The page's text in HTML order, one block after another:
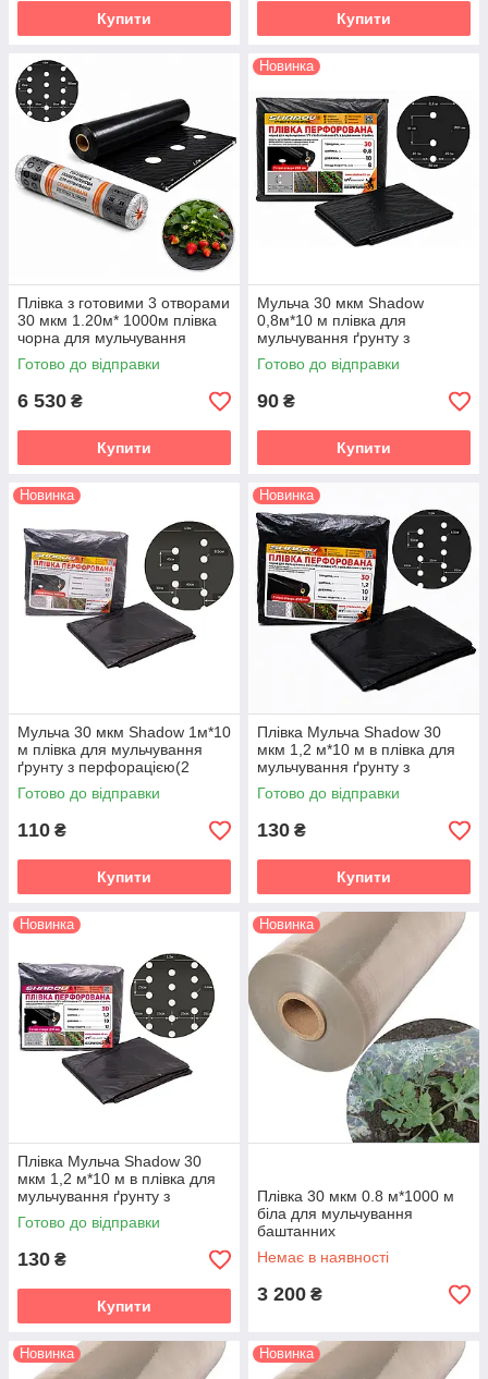
Купити Купити
Плівка з готовими 3 отворами
30 мкм 1.20м* 1000м плівка
чорна для мульчування
перфорована 3 отвори TM
Shadow
Готово до відправки
6 530 ₴
Купити
Новинка
Мульча 30 мкм Shadow
0,8м*10 м плівка для
мульчування ґрунту з
перфорацією (1 отвір)
пакетована
Готово до відправки
90 ₴
Купити
Новинка
Мульча 30 мкм Shadow 1м*10
м плівка для мульчування
ґрунту з перфорацією(2
отвори) пакетована
Готово до відправки
110 ₴
Купити
Новинка
Плівка Мульча Shadow 30
мкм 1,2 м*10 м в плівка для
мульчування ґрунту з
перфорацією (2 отвори)
пакетована
Готово до відправки
130 ₴
Купити
Новинка
Плівка Мульча Shadow 30
мкм 1,2 м*10 м в плівка для
мульчування ґрунту з
перфорацією (3 отвори)
пакетована
Готово до відправки
130 ₴
Купити
Новинка
Плівка 30 мкм 0.8 м*1000 м
біла для мульчування
баштанних
Немає в наявності
3 200 ₴
Новинка Новинка